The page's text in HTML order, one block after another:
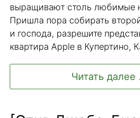
выращивают столь любимые
Пришла пора собирать
и господа, разрешите
квартира Apple в Купертино,
Читать далее